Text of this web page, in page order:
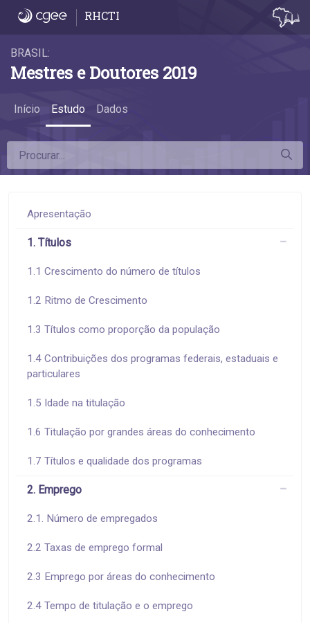
3.2 Desconcentração do emprego - 3.2
RHCTI
BRASIL:
Mestres e Doutores 2019
Início Estudo Dados
Apresentação
1. Títulos
1.1 Crescimento do número de títulos
1.2 Ritmo de Crescimento
1.3 Títulos como proporção da população
1.4 Contribuições dos programas federais, estaduais e
particulares
1.5 Idade na titulação
1.6 Titulação por grandes áreas do conhecimento
1.7 Títulos e qualidade dos programas
2. Emprego
2.1. Número de empregados
2.2 Taxas de emprego formal
2.3 Emprego por áreas do conhecimento
2.4 Tempo de titulação e o emprego